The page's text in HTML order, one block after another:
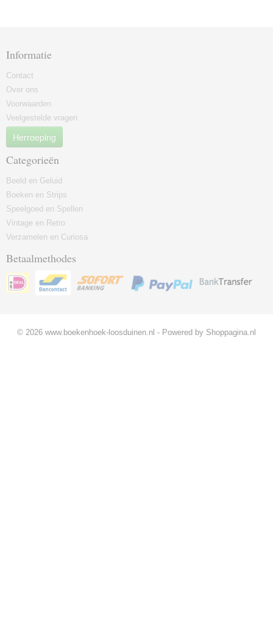
Informatie
Contact
Over ons
Voorwaarden
Veelgestelde vragen
Herroeping
Categorieën
Beeld en Geluid
Boeken en Strips
Speelgoed en Spellen
Vintage en Retro
Verzamelen en Curiosa
Betaalmethodes
© 2026 www.boekenhoek-loosduinen.nl - Powered by Shoppagina.nl